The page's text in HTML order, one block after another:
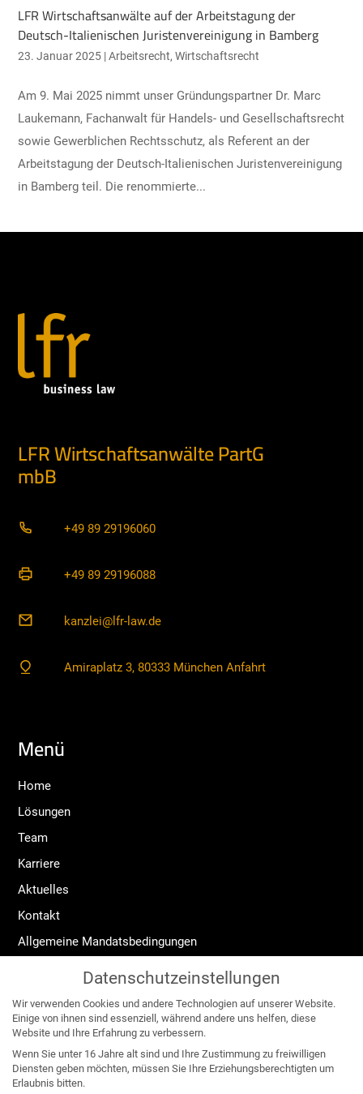
LFR Wirtschaftsanwälte auf der Arbeitstagung der
Deutsch-Italienischen Juristenvereinigung in Bamberg
23. Januar 2025 |Arbeitsrecht,Wirtschaftsrecht
Am 9. Mai 2025 nimmt unser Gründungspartner Dr. Marc
Laukemann, Fachanwalt für Handels- und Gesellschaftsrecht
sowie Gewerblichen Rechtsschutz, als Referent an der
Arbeitstagung der Deutsch-Italienischen Juristenvereinigung
in Bamberg teil. Die renommierte...
LFR Wirtschaftsanwälte PartG
mbB
+49 89 29196060
+49 89 29196088
kanzlei@lfr-law.de
Amiraplatz 3, 80333 München Anfahrt
Menü
Home
Lösungen
Team
Karriere
Aktuelles
Kontakt
Allgemeine Mandatsbedingungen
Datenschutzerklärung
Angebote für:
Datenschutzeinstellungen
Wir verwenden Cookies und andere Technologien auf unserer Website.
Einige von ihnen sind essenziell, während andere uns helfen, diese
Website und Ihre Erfahrung zu verbessern.
Wenn Sie unter 16 Jahre alt sind und Ihre Zustimmung zu freiwilligen
Diensten geben möchten, müssen Sie Ihre Erziehungsberechtigten um
Erlaubnis bitten.